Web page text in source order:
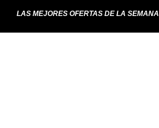
contenido
LAS MEJORES OFERTAS DE LA SEMANA